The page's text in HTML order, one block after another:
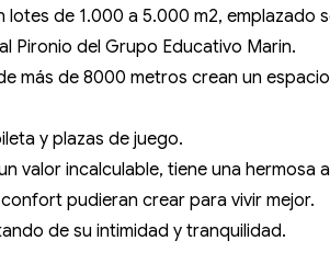
de 1.000 a 5.000 m2,
Pironio del Grupo Educativo Marin.
más de 8000 metros crean un
y plazas de juego.
valor incalculable, tiene una
pudieran crear para vivir mejor.
de su intimidad y tranquilidad.